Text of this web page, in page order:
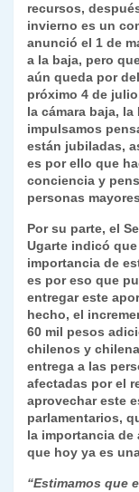
recursos,
invierno es un
anunció el 1 de
a la baja, pero
aún queda por
próximo 4 de
la cámara baja,
impulsamos
están jubiladas,
es por ello que
conciencia y
personas
Por su parte, el
Ugarte indicó
importancia de
es por eso que
entregar este
hecho, el
60 mil pesos
chilenos y
entrega a las
afectadas por el
aprovechar este
parlamentarios,
la importancia de
que hoy ya es
“Estimamos que